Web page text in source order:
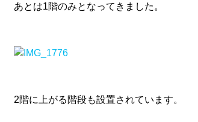
あとは1階のみとなってきました。
2階に上がる階段も設置されています。